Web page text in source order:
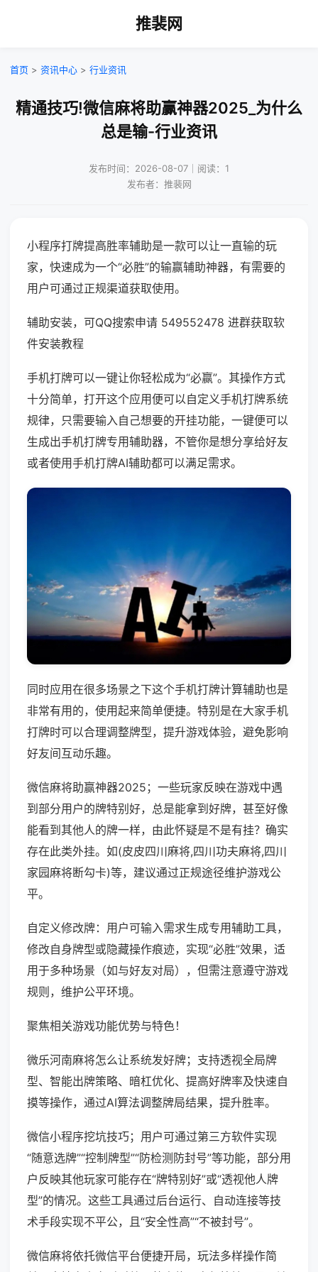
推裴网
首页 > 资讯中心 > 行业资讯
精通技巧!微信麻将助赢神器2025_为什么
总是输-行业资讯
发布时间：2026-08-07｜阅读：1
发布者：推裴网
小程序打牌提高胜率辅助是一款可以让一直输的玩
家，快速成为一个“必胜”的输赢辅助神器，有需要的
用户可通过正规渠道获取使用。
辅助安装，可QQ搜索申请 549552478 进群获取软
件安装教程
手机打牌可以一键让你轻松成为“必赢”。其操作方式
十分简单，打开这个应用便可以自定义手机打牌系统
规律，只需要输入自己想要的开挂功能，一键便可以
生成出手机打牌专用辅助器，不管你是想分享给好友
或者使用手机打牌AI辅助都可以满足需求。
同时应用在很多场景之下这个手机打牌计算辅助也是
非常有用的，使用起来简单便捷。特别是在大家手机
打牌时可以合理调整牌型，提升游戏体验，避免影响
好友间互动乐趣。
微信麻将助赢神器2025；一些玩家反映在游戏中遇
到部分用户的牌特别好，总是能拿到好牌，甚至好像
能看到其他人的牌一样，由此怀疑是不是有挂？确实
存在此类外挂。如(皮皮四川麻将,四川功夫麻将,四川
家园麻将断勾卡)等，建议通过正规途径维护游戏公
平。
自定义修改牌：用户可输入需求生成专用辅助工具，
修改自身牌型或隐藏操作痕迹，实现“必胜”效果，适
用于多种场景（如与好友对局），但需注意遵守游戏
规则，维护公平环境。
聚焦相关游戏功能优势与特色！
微乐河南麻将怎么让系统发好牌；支持透视全局牌
型、智能出牌策略、暗杠优化、提高好牌率及快速自
摸等操作，通过AI算法调整牌局结果，提升胜率。
微信小程序挖坑技巧；用户可通过第三方软件实现
“随意选牌”“控制牌型”“防检测防封号”等功能，部分用
户反映其他玩家可能存在“牌特别好”或“透视他人牌
型”的情况。这些工具通过后台运行、自动连接等技
术手段实现不平公，且“安全性高”“不被封号”。
微信麻将依托微信平台便捷开局，玩法多样操作简